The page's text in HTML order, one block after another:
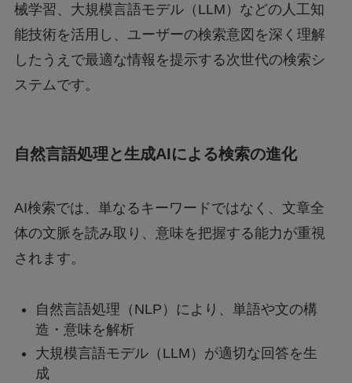
械学習、大規模言語モデル（LLM）などの人工知
能技術を活用し、ユーザーの検索意図を深く理解
したうえで最適な情報を提示する次世代の検索シ
ステムです。
自然言語処理と生成AIによる検索の進化
AI検索では、単なるキーワードではなく、文章全
体の文脈を読み取り、意味を把握する能力が重視
されます。
自然言語処理（NLP）により、単語や文の構
造・意味を解析
大規模言語モデル（LLM）が適切な回答を生
成